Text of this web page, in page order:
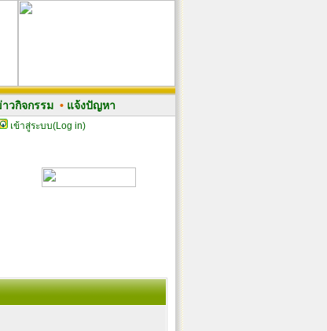
วกิจกรรม• แจ้งปัญหา
เข้าสู่ระบบ(Log in)